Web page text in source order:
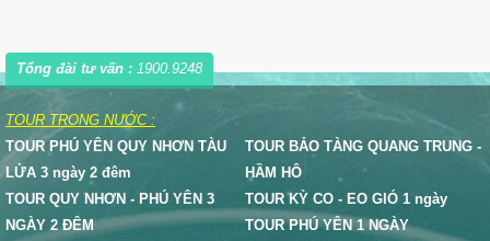
Tổng đài tư vấn : 1900.9248
TOUR TRONG NƯỚC :
TOUR PHÚ YÊN QUY NHƠN TÀU
LỬA 3 ngày 2 đêm
TOUR QUY NHƠN - PHÚ YÊN 3
NGÀY 2 ĐÊM
TOUR BẢO TÀNG QUANG TRUNG -
HẦM HÔ
TOUR KỲ CO - EO GIÓ 1 ngày
TOUR PHÚ YÊN 1 NGÀY